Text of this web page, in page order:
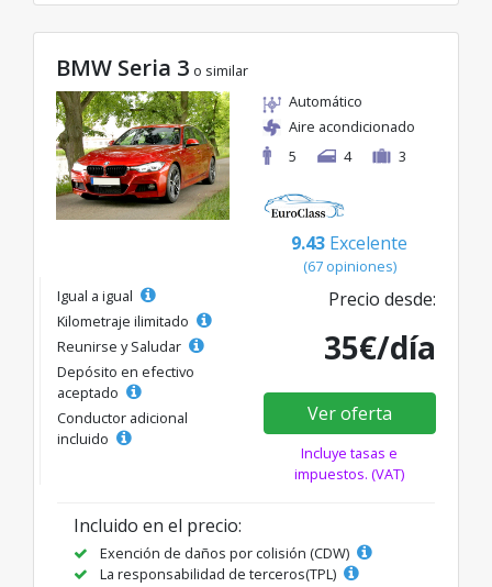
BMW Seria 3 o similar
Automático
Aire acondicionado
5
4 3
9.43 Excelente
(67 opiniones)
Igual a igual
Kilometraje ilimitado
Reunirse y Saludar
Depósito en efectivo
aceptado
Conductor adicional
incluido
Precio desde:
35€/día
Ver oferta
Incluye tasas e
impuestos. (VAT)
Incluido en el precio:
Exención de daños por colisión (CDW)
La responsabilidad de terceros(TPL)